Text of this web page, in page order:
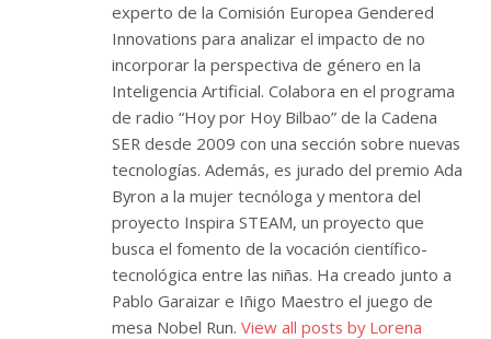
experto de la Comisión Europea Gendered
Innovations para analizar el impacto de no
incorporar la perspectiva de género en la
Inteligencia Artificial. Colabora en el programa
de radio “Hoy por Hoy Bilbao” de la Cadena
SER desde 2009 con una sección sobre nuevas
tecnologías. Además, es jurado del premio Ada
Byron a la mujer tecnóloga y mentora del
proyecto Inspira STEAM, un proyecto que
busca el fomento de la vocación científico-
tecnológica entre las niñas. Ha creado junto a
Pablo Garaizar e Iñigo Maestro el juego de
mesa Nobel Run. View all posts by Lorena